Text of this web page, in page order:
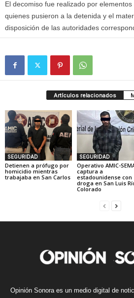
El decomiso fue realizado por elementos
quienes pusieron a la detenida y el
disposición de las autoridades
Artículos relacionados
SEGURIDAD
Detienen a prófugo por
homicidio mientras
trabajaba en San Carlos
SEGURIDAD
Operativo AMIC-
captura a
estadounidense con
droga en San Luis
Colorado
Opinión Sonora es un medio digital de